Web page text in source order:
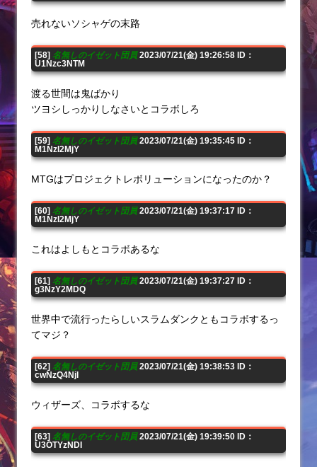
売れないソシャゲの末路
[58] 名無しのイゼット団員2023/07/21(金) 19:26:58 ID：
U1Nzc3NTM
渡る世間は鬼ばかり
ツヨシしっかりしなさいとコラボしろ
[59] 名無しのイゼット団員2023/07/21(金) 19:35:45 ID：
M1NzI2MjY
MTGはプロジェクトレボリューションになったのか？
[60] 名無しのイゼット団員2023/07/21(金) 19:37:17 ID：
M1NzI2MjY
これはよしもとコラボあるな
[61] 名無しのイゼット団員2023/07/21(金) 19:37:27 ID：
g3NzY2MDQ
世界中で流行ったらしいスラムダンクともコラボするっ
てマジ？
[62] 名無しのイゼット団員2023/07/21(金) 19:38:53 ID：
cwNzQ4NjI
ウィザーズ、コラボするな
[63] 名無しのイゼット団員2023/07/21(金) 19:39:50 ID：
U3OTYzNDI